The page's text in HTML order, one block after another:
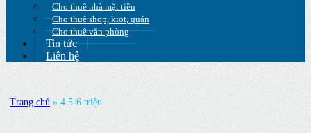
Cho thuê nhà mặt tiền
Cho thuê shop, kiot, quán
Cho thuê văn phòng
Tin tức
Liên hệ
Trang chủ » 4.5-6 triệu